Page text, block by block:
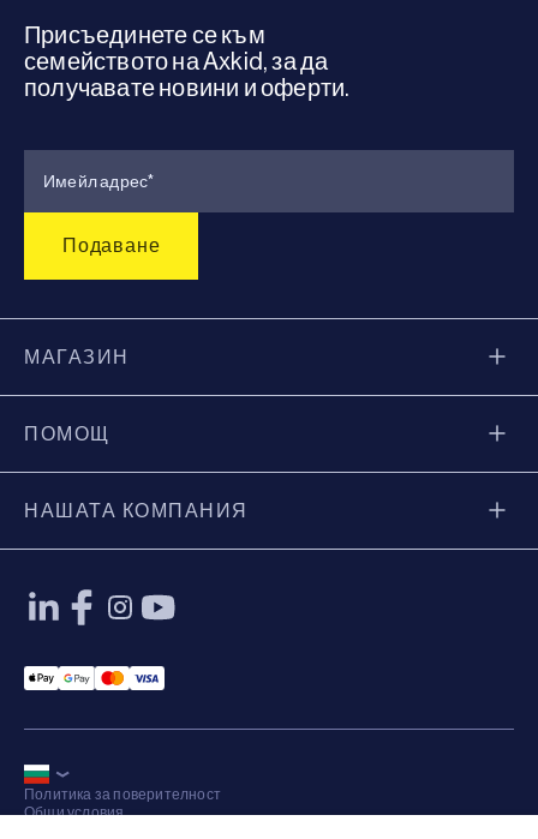
Присъединете се към
семейството на Axkid, за да
получавате новини и оферти.
МАГАЗИН
ПОМОЩ
НАШАТА КОМПАНИЯ
Applepay Payment
Googlepay Payment
Mastercard Payment
Visa Payment
Политика за поверителност
Общи условия